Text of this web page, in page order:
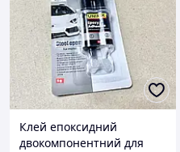
Клей епоксидний
двокомпонентний для